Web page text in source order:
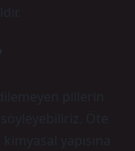
pillerin
Öte
yapısına